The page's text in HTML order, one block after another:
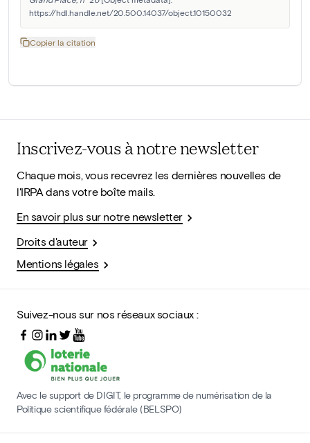
https://hdl.handle.net/20.500.14037/object.10150032
Copier la citation
Inscrivez-vous à notre newsletter
Chaque mois, vous recevrez les dernières nouvelles de
l'IRPA dans votre boîte mails.
En savoir plus sur notre newsletter
Droits d'auteur
Mentions légales
Suivez-nous sur nos réseaux sociaux :
Avec le support de DIGIT, le programme de numérisation de la
Politique scientifique fédérale (BELSPO)